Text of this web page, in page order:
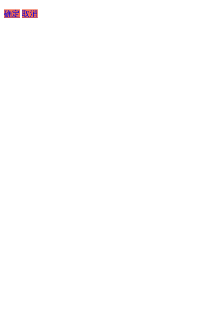
确定 取消